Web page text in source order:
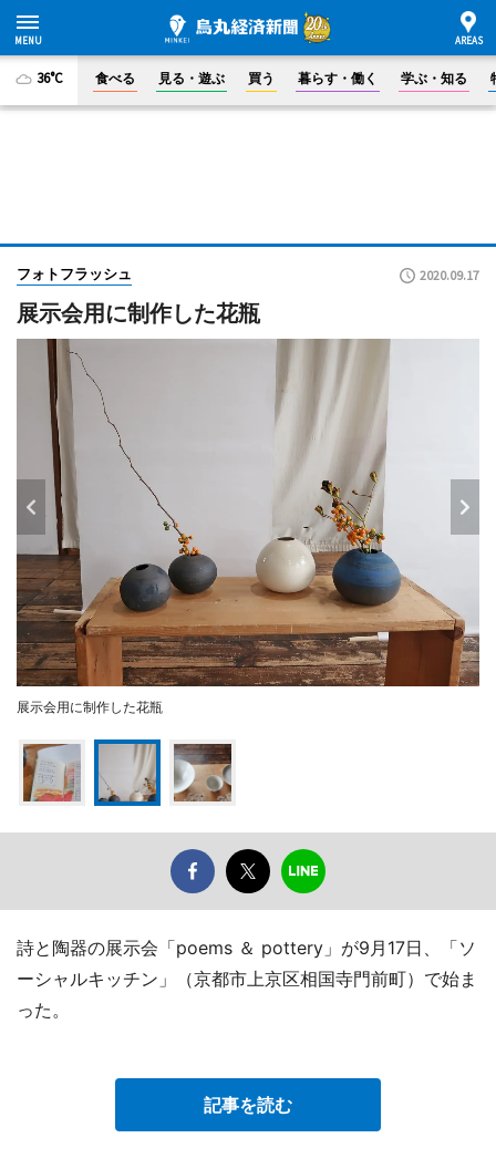
36°C 食べる 見る・遊ぶ 買う 暮らす・働く 学ぶ・知る
フォトフラッシュ 2020.09.17
展示会用に制作した花瓶
展示会用に制作した花瓶
詩と陶器の展示会「poems ＆ pottery」が9月17日、「ソ
ーシャルキッチン」（京都市上京区相国寺門前町）で始ま
った。
記事を読む